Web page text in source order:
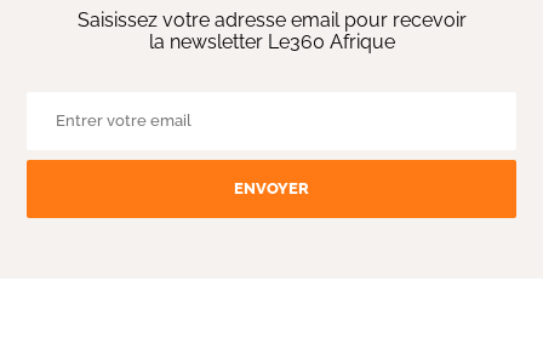
Saisissez votre adresse email pour recevoir
la newsletter Le360 Afrique
ENVOYER